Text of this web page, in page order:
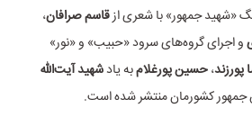
«شهید جمهور» با شعری ازقاسم صرافان،
و اجرای گروه‌های سرود «حبیب» و «نور»
پورزند،حسین پورغلامبه یادشهید آیت‌الله
کشورمان منتشر شده است.